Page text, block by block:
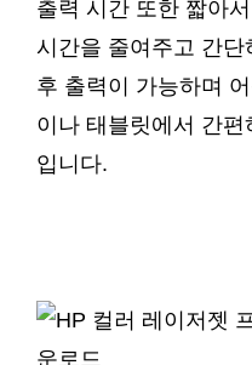
출력 시간 또한 짧아
시간을 줄여주고 간단
후 출력이 가능하며
이나 태블릿에서 간
입니다.